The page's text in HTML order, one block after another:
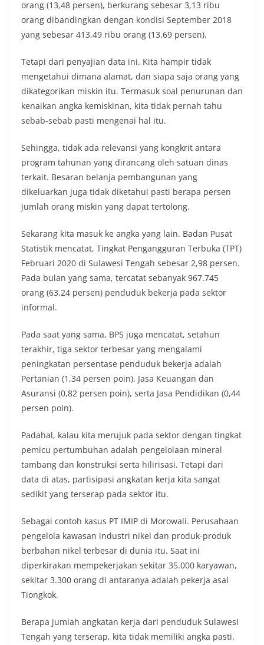
orang (13,48 persen), berkurang sebesar 3,13 ribu
orang dibandingkan dengan kondisi September 2018
yang sebesar 413,49 ribu orang (13,69 persen).
Tetapi dari penyajian data ini. Kita hampir tidak
mengetahui dimana alamat, dan siapa saja orang yang
dikategorikan miskin itu. Termasuk soal penurunan dan
kenaikan angka kemiskinan, kita tidak pernah tahu
sebab-sebab pasti mengenai hal itu.
Sehingga, tidak ada relevansi yang kongkrit antara
program tahunan yang dirancang oleh satuan dinas
terkait. Besaran belanja pembangunan yang
dikeluarkan juga tidak diketahui pasti berapa persen
jumlah orang miskin yang dapat tertolong.
Sekarang kita masuk ke angka yang lain. Badan Pusat
Statistik mencatat, Tingkat Pengangguran Terbuka (TPT)
Februari 2020 di Sulawesi Tengah sebesar 2,98 persen.
Pada bulan yang sama, tercatat sebanyak 967.745
orang (63,24 persen) penduduk bekerja pada sektor
informal.
Pada saat yang sama, BPS juga mencatat, setahun
terakhir, tiga sektor terbesar yang mengalami
peningkatan persentase penduduk bekerja adalah
Pertanian (1,34 persen poin), Jasa Keuangan dan
Asuransi (0,82 persen poin), serta Jasa Pendidikan (0,44
persen poin).
Padahal, kalau kita merujuk pada sektor dengan tingkat
pemicu pertumbuhan adalah pengelolaan mineral
tambang dan konstruksi serta hilirisasi. Tetapi dari
data di atas, partisipasi angkatan kerja kita sangat
sedikit yang terserap pada sektor itu.
Sebagai contoh kasus PT IMIP di Morowali. Perusahaan
pengelola kawasan industri nikel dan produk-produk
berbahan nikel terbesar di dunia itu. Saat ini
diperkirakan mempekerjakan sekitar 35.000 karyawan,
sekitar 3.300 orang di antaranya adalah pekerja asal
Tiongkok.
Berapa jumlah angkatan kerja dari penduduk Sulawesi
Tengah yang terserap, kita tidak memiliki angka pasti.